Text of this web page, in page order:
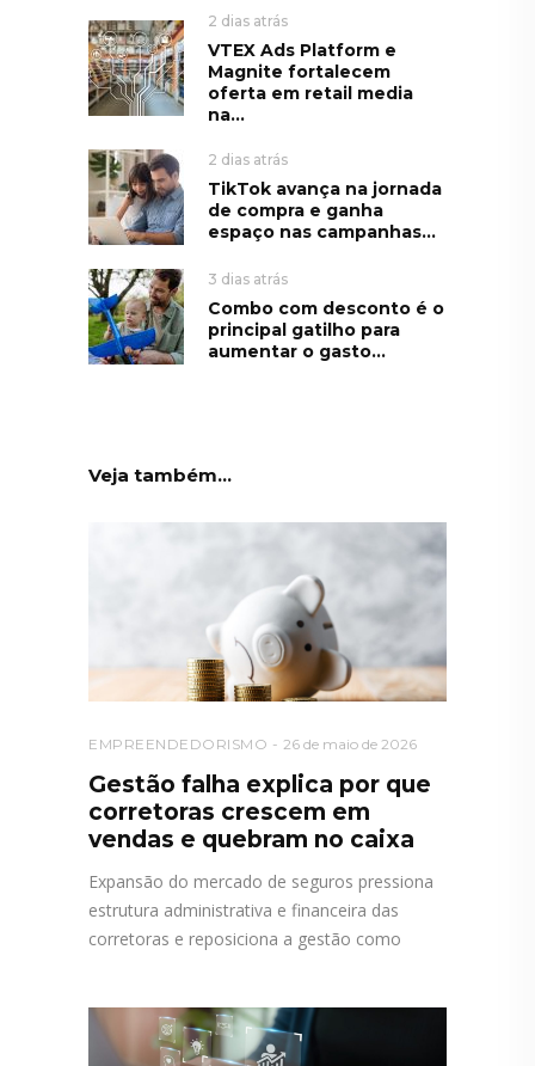
2 dias atrás
VTEX Ads Platform e
Magnite fortalecem
oferta em retail media
na...
2 dias atrás
TikTok avança na jornada
de compra e ganha
espaço nas campanhas...
3 dias atrás
Combo com desconto é o
principal gatilho para
aumentar o gasto...
Veja também...
EMPREENDEDORISMO 26 de maio de 2026
Gestão falha explica por que
corretoras crescem em
vendas e quebram no caixa
Expansão do mercado de seguros pressiona
estrutura administrativa e financeira das
corretoras e reposiciona a gestão como